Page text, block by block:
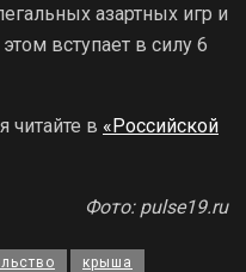
азартных игр и
вступает в силу 6
читайте в «Российской
Фото: pulse19.ru
крыша